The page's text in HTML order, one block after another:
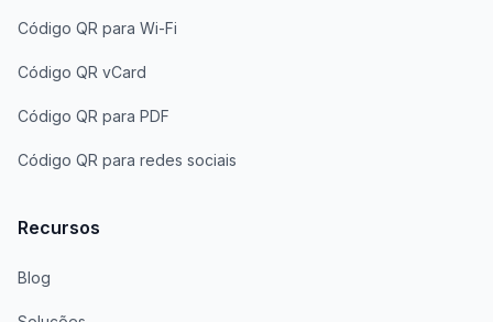
Código QR para Wi-Fi
Código QR vCard
Código QR para PDF
Código QR para redes sociais
Recursos
Blog